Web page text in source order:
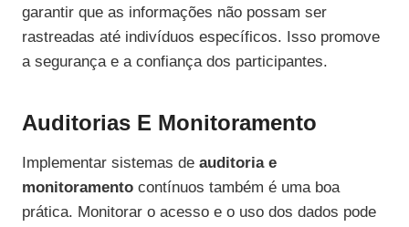
garantir que as informações não possam ser
rastreadas até indivíduos específicos. Isso promove
a segurança e a confiança dos participantes.
Auditorias E Monitoramento
Implementar sistemas de auditoria e
monitoramento contínuos também é uma boa
prática. Monitorar o acesso e o uso dos dados pode